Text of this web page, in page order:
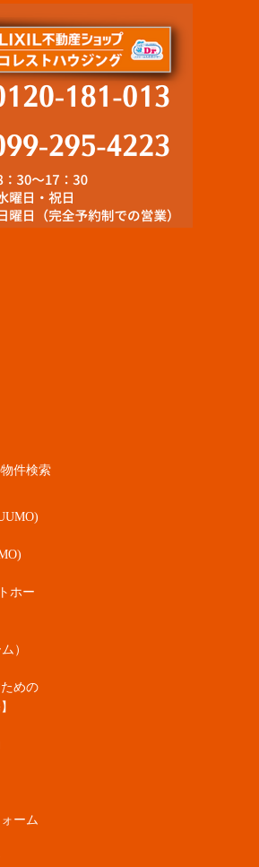
件検索
ホー
）
めの
ーム